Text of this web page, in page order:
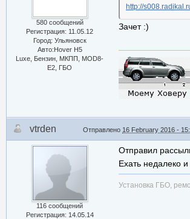
580 сообщений
Регистрация: 11.05.12
Город: Ульяновск
Авто:Hover H5
Luxe, Бензин, МКПП, MOD8-
E2, ГБО
http://
Зачет :)
vtrden Отправлено 16 February 2016 -
116 сообщений
Регистрация: 14.05.14
Отправил
Ехать недалеко
Установка ГБО,